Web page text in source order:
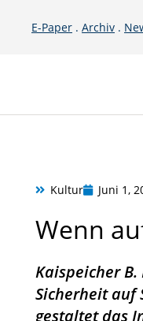
E-Paper . Archiv .
Kultur Juni 1,
Wenn
Kaispeicher
Sicherheit auf
gestaltet das